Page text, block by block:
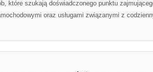
które szukają doświadczonego punktu
oraz usługami związanymi z